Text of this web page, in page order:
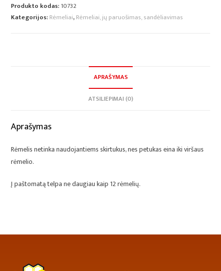
Produkto kodas:10732
Kategorijos:Rėmeliai,Rėmeliai, jų paruošimas, sandėliavimas
APRAŠYMAS
ATSILIEPIMAI (0)
Aprašymas
Rėmelis netinka naudojantiems skirtukus, nes petukas eina iki viršaus
rėmelio.
Į paštomatą telpa ne daugiau kaip 12 rėmelių.